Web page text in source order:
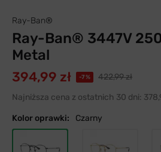
Ray-Ban®
Ray-Ban® 3447V
Metal
394,99 zł -7%
422,99 zł
Najniższa cena z ostatnich 30 dni:
Kolor oprawki: Czarny